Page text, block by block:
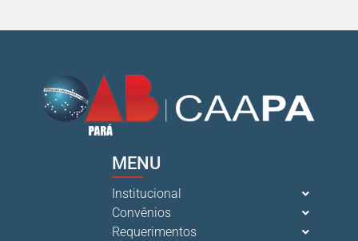
MENU
Institucional
Convênios
Requerimentos